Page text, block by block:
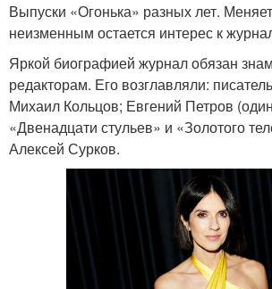
Выпуски «Огонька» разных лет.
неизменным остается интерес к
Яркой биографией журнал обязан
редакторам. Его возглавляли:
Михаил Кольцов; Евгений Петров
«Двенадцати стульев» и «Золотого
Алексей Сурков.